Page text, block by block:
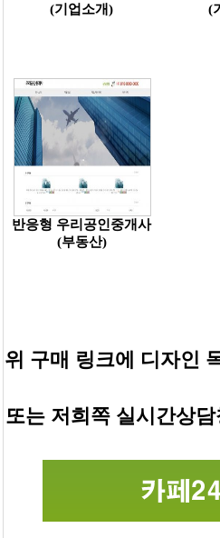
(기업소개)
(
반응형 우리공인중개사
(부동산)
위 구매 링크에 디자인
또는 저희쪽 실시간상